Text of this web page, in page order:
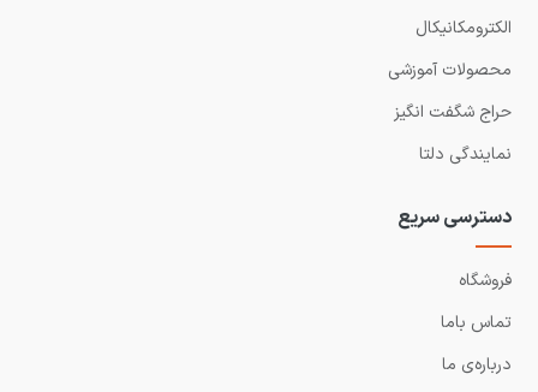
الکترومکانیکال
محصولات آموزشی
حراج شگفت انگیز
نمایندگی دلتا
دسترسی سریع
فروشگاه
تماس باما
درباره‌ی ما